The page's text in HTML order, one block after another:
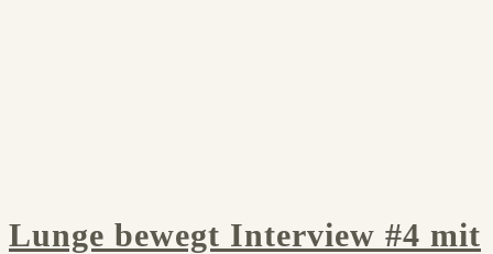
Lunge bewegt Interview #4 mit